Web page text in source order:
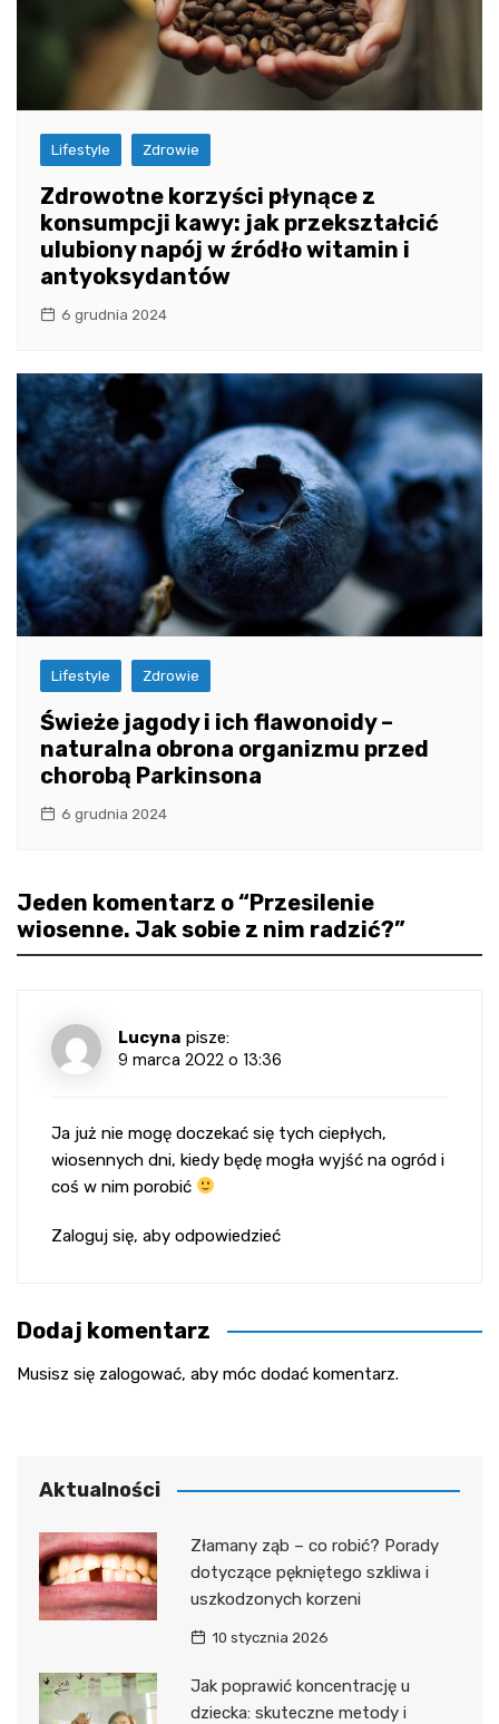
Lifestyle Zdrowie
Zdrowotne korzyści płynące z
konsumpcji kawy: jak przekształcić
ulubiony napój w źródło witamin i
antyoksydantów
6 grudnia 2024
Lifestyle Zdrowie
Świeże jagody i ich flawonoidy –
naturalna obrona organizmu przed
chorobą Parkinsona
6 grudnia 2024
Jeden komentarz o “Przesilenie
wiosenne. Jak sobie z nim radzić?”
Lucyna pisze:
9 marca 2022 o 13:36
Ja już nie mogę doczekać się tych ciepłych,
wiosennych dni, kiedy będę mogła wyjść na ogród i
coś w nim porobić
Zaloguj się, aby odpowiedzieć
Dodaj komentarz
Musisz się zalogować, aby móc dodać komentarz.
Aktualności
Złamany ząb – co robić? Porady
dotyczące pękniętego szkliwa i
uszkodzonych korzeni
10 stycznia 2026
Jak poprawić koncentrację u
dziecka: skuteczne metody i